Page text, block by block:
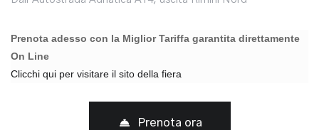
Prenota adesso con la Miglior Tariffa garantita direttamente
On Line
Clicchi qui per visitare il sito della fiera
Prenota ora